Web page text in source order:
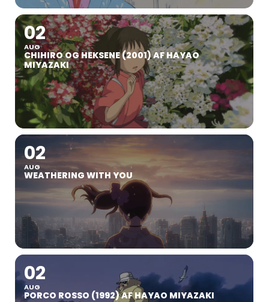
02
AUG
CHIHIRO OG HEKSENE (2001) AF HAYAO
MIYAZAKI
02
AUG
WEATHERING WITH YOU
02
AUG
PORCO ROSSO (1992) AF HAYAO MIYAZAKI